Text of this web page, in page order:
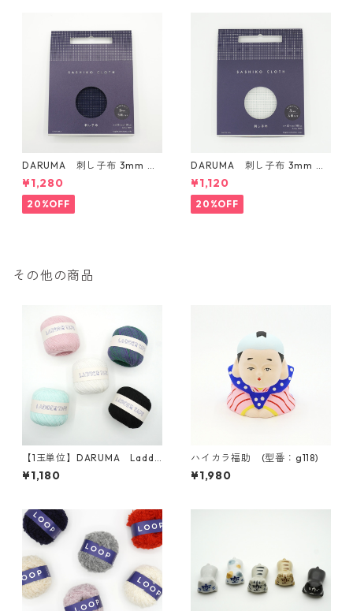
DARUMA 刺し子布 3mm 方
眼ガイドタイプ Col.3 紺
¥1,280
20%OFF
DARUMA 刺し子布 3mm 方
眼ガイドタイプ Col.1 白
¥1,120
20%OFF
その他の商品
【1玉単位】DARUMA Ladde
r Tape(ラダーテープ)
¥1,180
ハイカラ福助 (型番：g118)
¥1,980